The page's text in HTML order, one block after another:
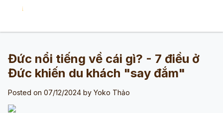
Đức nổi tiếng về cái gì? - 7 điều ở
Đức khiến du khách "say đắm"
Posted on 07/12/2024 by Yoko Thảo